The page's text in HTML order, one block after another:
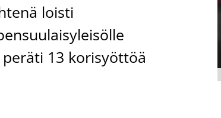
loisti
13 korisyöttöä